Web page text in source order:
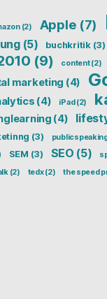
(2) Apple (7)
(5) buchkritik(3)
(9) content(2)
marketing (4)
(4) iPad(2)
(4)
(3)
SEM (3) SEO (5)
(2) tedx(2) the speed